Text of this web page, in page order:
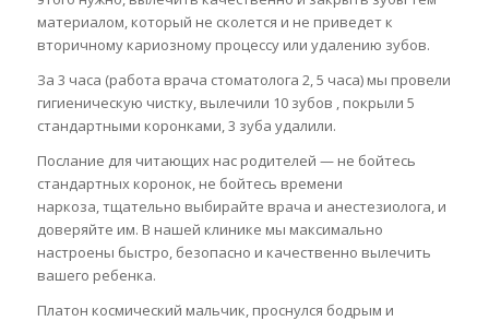
материалом, который не сколется и не приведет к
вторичному кариозному процессу или удалению зубов.
За 3 часа (работа врача стоматолога 2, 5 часа) мы провели
гигиеническую чистку, вылечили 10 зубов , покрыли 5
стандартными коронками, 3 зуба удалили.
Послание для читающих нас родителей — не бойтесь
стандартных коронок, не бойтесь времени
наркоза, тщательно выбирайте врача и анестезиолога, и
доверяйте им. В нашей клинике мы максимально
настроены быстро, безопасно и качественно вылечить
вашего ребенка.
Платон космический мальчик, проснулся бодрым и